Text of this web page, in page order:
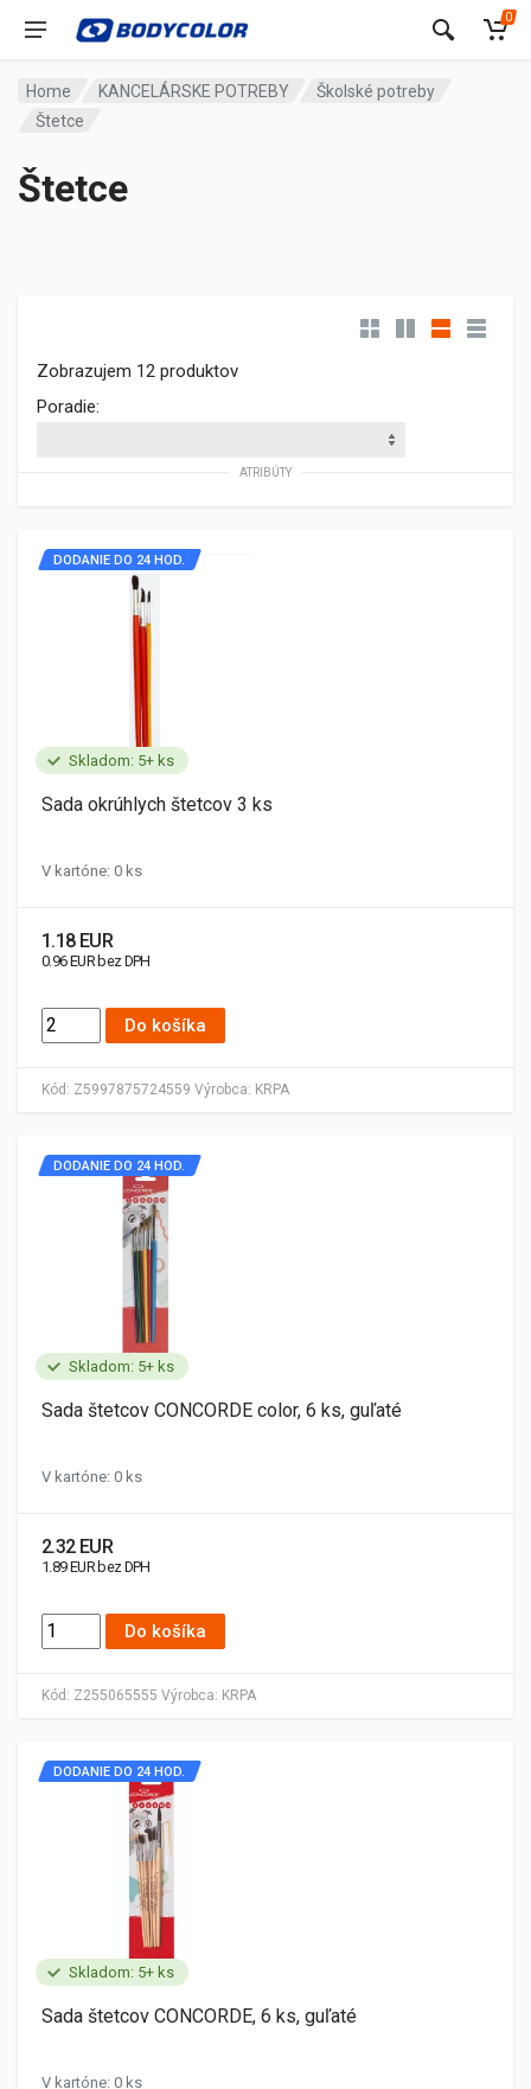
0
Home KANCELÁRSKE POTREBY
Školské potreby
Štetce
Štetce
Zobrazujem 12 produktov
Poradie:
ATRIBÚTY
Skladom: 5+ ks
Kód: Z5997875724559 Výrobca: KRPA
DODANIE DO 24 HOD.
Sada okrúhlych štetcov 3 ks
V kartóne: 0 ks
1.18 EUR
0.96 EUR bez DPH
Do košíka
Skladom: 5+ ks
Kód: Z255065555 Výrobca: KRPA
DODANIE DO 24 HOD.
Sada štetcov CONCORDE color, 6 ks, guľaté
V kartóne: 0 ks
2.32 EUR
1.89 EUR bez DPH
Do košíka
Skladom: 5+ ks
DODANIE DO 24 HOD.
Sada štetcov CONCORDE, 6 ks, guľaté
V kartóne: 0 ks